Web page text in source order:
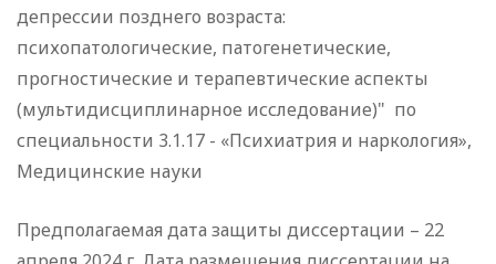
депрессии позднего возраста:
психопатологические, патогенетические,
прогностические и терапевтические аспекты
(мультидисциплинарное исследование)" по
специальности 3.1.17 - «Психиатрия и наркология»,
Медицинские науки
Предполагаемая дата защиты диссертации – 22